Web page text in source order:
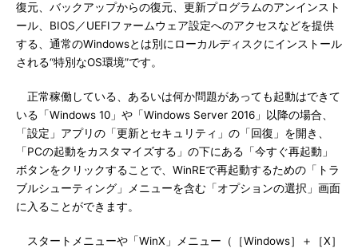
復元、バックアップからの復元、更新プログラムのアンインスト
ール、BIOS／UEFIファームウェア設定へのアクセスなどを提供
する、通常のWindowsとは別にローカルディスクにインストール
される“特別なOS環境”です。
正常稼働している、あるいは何か問題があっても起動はできて
いる「Windows 10」や「Windows Server 2016」以降の場合、
「設定」アプリの「更新とセキュリティ」の「回復」を開き、
「PCの起動をカスタマイズする」の下にある「今すぐ再起動」
ボタンをクリックすることで、WinREで再起動するための「トラ
ブルシューティング」メニューを含む「オプションの選択」画面
に入ることができます。
スタートメニューや「WinX」メニュー（［Windows］＋［X］